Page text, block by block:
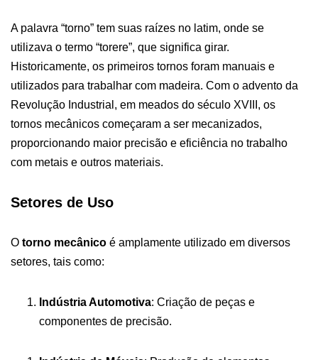
A palavra “torno” tem suas raízes no latim, onde se
utilizava o termo “torere”, que significa girar.
Historicamente, os primeiros tornos foram manuais e
utilizados para trabalhar com madeira. Com o advento da
Revolução Industrial, em meados do século XVIII, os
tornos mecânicos começaram a ser mecanizados,
proporcionando maior precisão e eficiência no trabalho
com metais e outros materiais.
Setores de Uso
O torno mecânico é amplamente utilizado em diversos
setores, tais como:
Indústria Automotiva: Criação de peças e
componentes de precisão.